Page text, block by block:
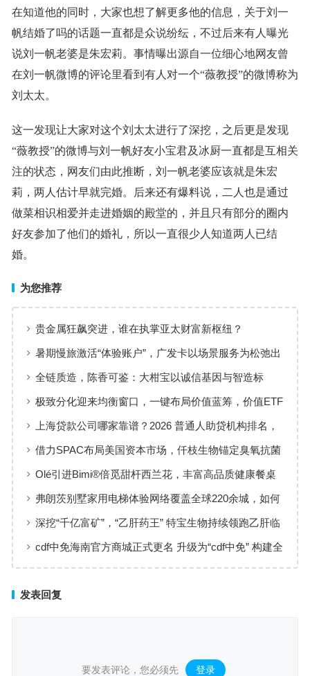
在知道他的同时，大家也想了解更多他的信息，关于刘一
帆结婚了吗的话题一直都是众说纷纭，不过后来有人曝光
说刘一帆老婆是朱宏莉。事情曝出源自一位细心地网友曾
在刘一帆微博的评论里看到有人对一个“薇教授”的微博称为
刘太太。
这一发现让大家对这个刘太太进行了深挖，之后更是发现
“薇教授”的微博与刘一帆好友小宝君及冰厨一直都是互相关
注的状态，网友们由此推断，刘一帆老婆应该就是朱宏
莉，两人估计早就完婚。后来还有爆料说，二人也是通过
做菜相识相爱并走进婚姻的殿堂的，并且只有部分的圈内
好友参加了他们的婚礼，所以一直很少人知道两人已结
婚。
为您推荐
贵金属狂飙突进，谁在执掌亚太财富新枢纽？
暑期慢旅激活“体验账户”，广发卡以场景服务为松弛出
行添彩
全链质造，陈香可鉴：大柑宝以诚信基因与智造标
准，定义新会陈皮高质量发展
极致分化迎来均衡窗口，一键布局价值蓝筹，价值ETF
华夏火热开售
上海贷款公司哪家靠谱？2026 普通人助贷机构排名，
工薪族借钱选择指南
借力SPAC布局美国资本市场，仟枝生物锚定臭氧抗菌
黄金赛道
Olé引进Bimi®倍觅甜杆西兰花，丰富高品质健康餐桌
新选择
弗朗茨别墅家用电梯体验网络覆盖全球220余城，如何
实现高效服务响应
深挖“千亿富矿”，“乙肝药王” 特宝生物持续领跑乙肝临
床治愈
cdf中免海南官方商城正式更名 升级为“cdf中免” 构建全
发表回复
要发表评论，您必须先 登录 。